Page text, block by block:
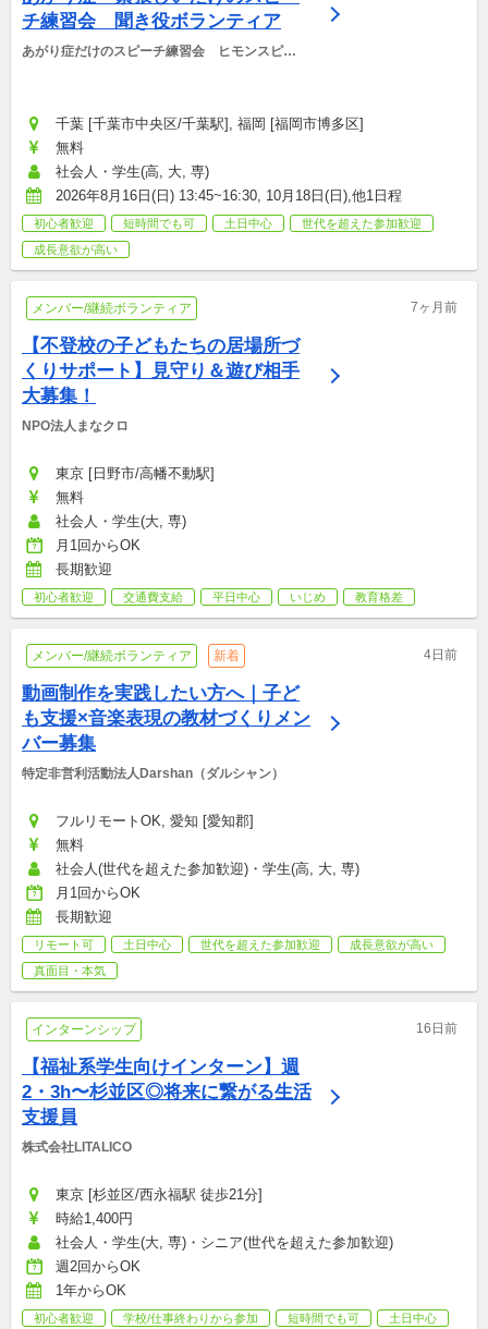
チ練習会　聞き役ボランティア
あがり症だけのスピーチ練習会　ヒモンスピー
千葉 [千葉市中央区/千葉駅], 福岡 [福岡市博多区]
無料
社会人・学生(高, 大, 専)
2026年8月16日(日) 13:45~16:30, 10月18日(日),他1日程
初心者歓迎 短時間でも可 土日中心
世代を超えた参加歓迎
成長意欲が高い
メンバー/継続ボランティア 7ヶ月前
【不登校の子どもたちの居場所づ
くりサポート】見守り＆遊び相手
大募集！
NPO法人まなクロ
東京 [日野市/高幡不動駅]
無料
社会人・学生(大, 専)
月1回からOK
長期歓迎
初心者歓迎 交通費支給 平日中心 いじめ 教育格差
メンバー/継続ボランティア 新着 4日前
動画制作を実践したい方へ｜子ど
も支援×音楽表現の教材づくりメン
バー募集
特定非営利活動法人Darshan（ダルシャン）
フルリモートOK, 愛知 [愛知郡]
無料
社会人(世代を超えた参加歓迎)・学生(高, 大, 専)
月1回からOK
長期歓迎
リモート可 土日中心 世代を超えた参加歓迎
成長意欲が高い
真面目・本気
インターンシップ 16日前
【福祉系学生向けインターン】週
2・3h〜杉並区◎将来に繋がる生活
支援員
株式会社LITALICO
東京 [杉並区/西永福駅 徒歩21分]
時給1,400円
社会人・学生(大, 専)・シニア(世代を超えた参加歓迎)
週2回からOK
1年からOK
初心者歓迎 学校/仕事終わりから参加 短時間でも可
土日中心